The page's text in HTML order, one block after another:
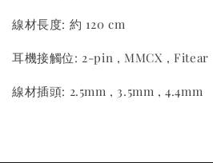
線材長度: 約 120 cm
耳機接觸位: 2-pin , MMCX , Fitear
線材插頭: 2.5mm , 3.5mm , 4.4mm